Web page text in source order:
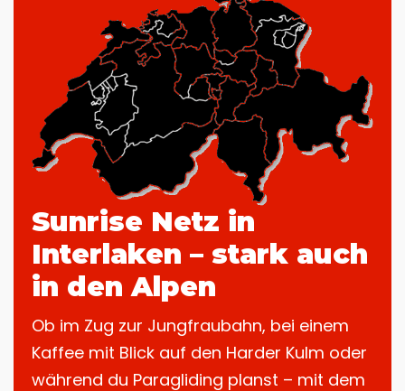
Sunrise Netz in
Interlaken – stark auch
in den Alpen
Ob im Zug zur Jungfraubahn, bei einem
Kaffee mit Blick auf den Harder Kulm oder
während du Paragliding planst – mit dem